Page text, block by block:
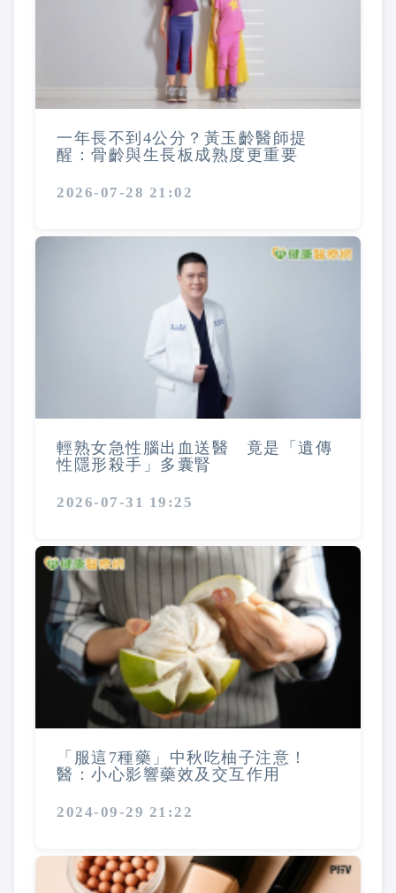
一年長不到4公分？黃玉齡醫師提
醒：骨齡與生長板成熟度更重要
2026-07-28 21:02
輕熟女急性腦出血送醫 竟是「遺傳
性隱形殺手」多囊腎
2026-07-31 19:25
「服這7種藥」中秋吃柚子注意！
醫：小心影響藥效及交互作用
2024-09-29 21:22